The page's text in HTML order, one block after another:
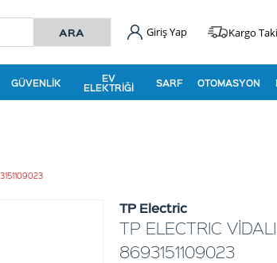
Giriş Yap Kargo
GÜVENLIK EV
ELEKTRIĞI SARF OTOMASYON
TP Electric
TP ELECTRIC
8693151109023